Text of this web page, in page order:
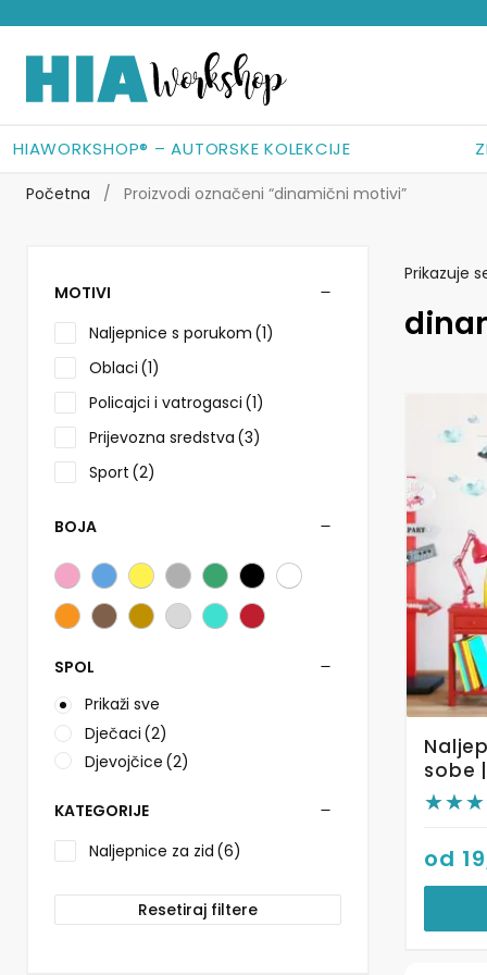
HIAWORKSHOP® – AUTORSKE KOLEKCIJE
Preskoči
na
navigaciju
Skoči
do
sadržaja
Početna / Proizvodi označeni “dinamični motivi”
Prikazuje
sobe
od
proizvod
više
Opcije
se
mogu
odabrati
stranici
MOTIVI
Naljepnice s porukom (1)
Oblaci (1)
Policajci i vatrogasci (1)
Prijevozna sredstva (3)
Sport (2)
BOJA
SPOL
Prikaži sve
Dječaci (2)
Djevojčice (2)
KATEGORIJE
Naljepnice za zid (6)
Resetiraj filtere